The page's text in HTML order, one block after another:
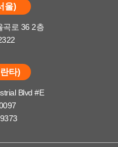
울)
곡로 36 2층
타)
Blvd #E